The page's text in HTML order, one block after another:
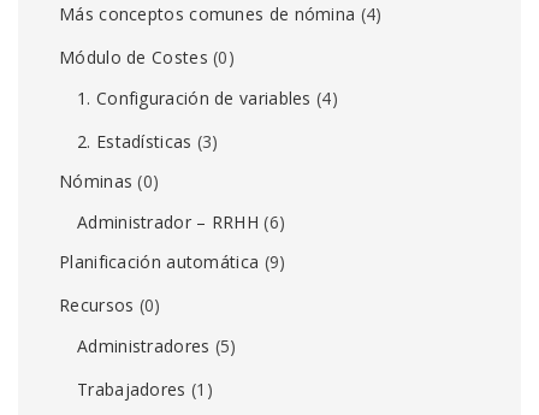
Más conceptos comunes de nómina (4)
Módulo de Costes (0)
1. Configuración de variables (4)
2. Estadísticas (3)
Nóminas (0)
Administrador – RRHH (6)
Planificación automática (9)
Recursos (0)
Administradores (5)
Trabajadores (1)